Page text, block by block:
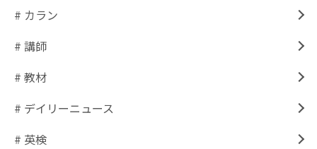
# カラン
# 講師
# 教材
# デイリーニュース
# 英検